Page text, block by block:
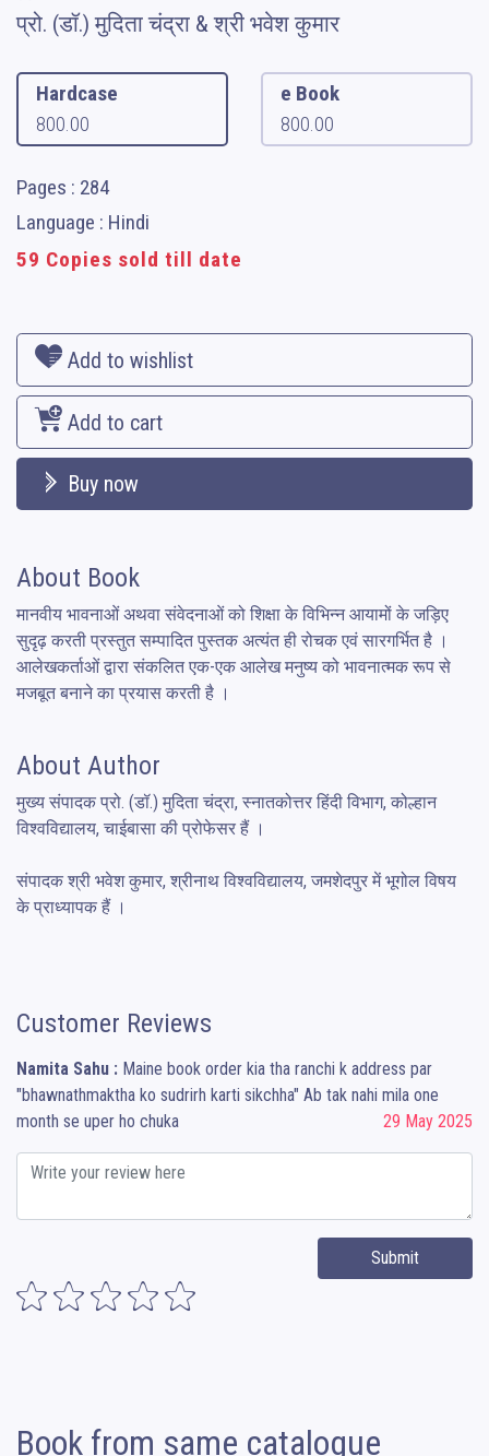
प्रो. (डॉ.) मुदिता चंद्रा & श्री भवेश कुमार
Hardcase
800.00
e Book
800.00
Pages : 284
Language : Hindi
59 Copies sold till date
Add to wishlist
Add to cart
Buy now
About Book
मानवीय भावनाओं अथवा संवेदनाओं को शिक्षा के विभिन्न आयामों के जड़िए
सुदृढ़ करती प्रस्तुत सम्पादित पुस्तक अत्यंत ही रोचक एवं सारगर्भित है ।
आलेखकर्ताओं द्वारा संकलित एक-एक आलेख मनुष्य को भावनात्मक रूप से
मजबूत बनाने का प्रयास करती है ।
About Author
मुख्य संपादक प्रो. (डॉ.) मुदिता चंद्रा, स्नातकोत्तर हिंदी विभाग, कोल्हान
विश्वविद्यालय, चाईबासा की प्रोफेसर हैं ।
संपादक श्री भवेश कुमार, श्रीनाथ विश्वविद्यालय, जमशेदपुर में भूगोल विषय
के प्राध्यापक हैं ।
Customer Reviews
Namita Sahu : Maine book order kia tha ranchi k address par
"bhawnathmaktha ko sudrirh karti sikchha" Ab tak nahi mila one
month se uper ho chuka
29 May 2025
Submit
Book from same catalogue